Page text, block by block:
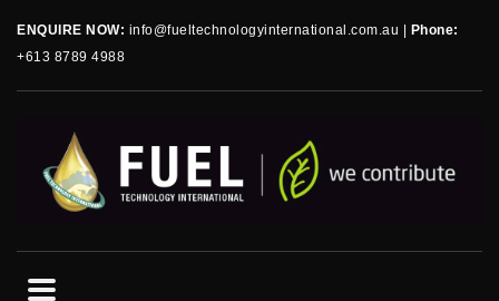
ENQUIRE NOW: info@fueltechnologyinternational.com.au
Phone:
+613 8789 4988